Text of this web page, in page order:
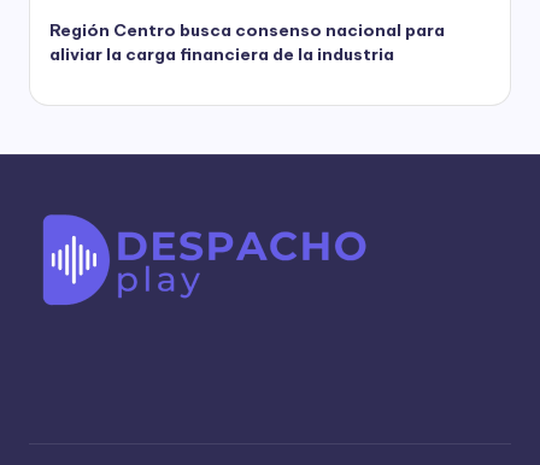
Región Centro busca consenso nacional para
aliviar la carga financiera de la industria